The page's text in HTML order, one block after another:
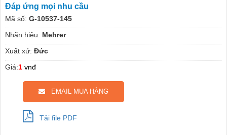
Đáp ứng mọi nhu cầu
Mã số: G-10537-145
Nhãn hiệu: Mehrer
Xuất xứ: Đức
Giá:1 vnđ
EMAIL MUA HÀNG
Tải file PDF